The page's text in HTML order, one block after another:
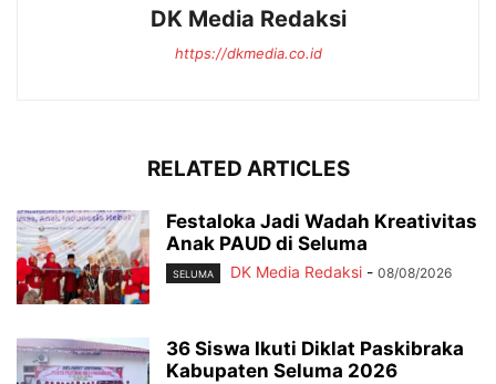
DK Media Redaksi
https://dkmedia.co.id
RELATED ARTICLES
Festaloka Jadi Wadah Kreativitas
Anak PAUD di Seluma
SELUMA DK Media Redaksi - 08/08/2026
36 Siswa Ikuti Diklat Paskibraka
Kabupaten Seluma 2026